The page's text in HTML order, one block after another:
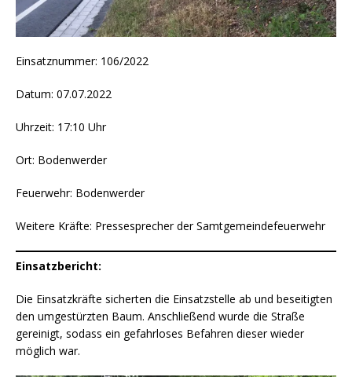
Einsatznummer: 106/2022
Datum: 07.07.2022
Uhrzeit: 17:10 Uhr
Ort: Bodenwerder
Feuerwehr: Bodenwerder
Weitere Kräfte: Pressesprecher der Samtgemeindefeuerwehr
Einsatzbericht:
Die Einsatzkräfte sicherten die Einsatzstelle ab und beseitigten
den umgestürzten Baum. Anschließend wurde die Straße
gereinigt, sodass ein gefahrloses Befahren dieser wieder
möglich war.